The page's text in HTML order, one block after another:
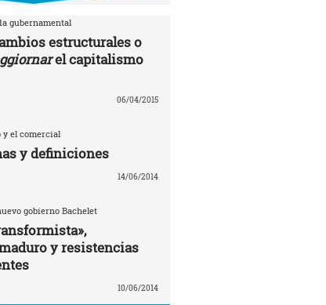
gubernamental
estructurales o
el capitalismo
06/04/2015
el comercial
y definiciones
14/06/2014
gobierno Bachelet
y resistencias
10/06/2014